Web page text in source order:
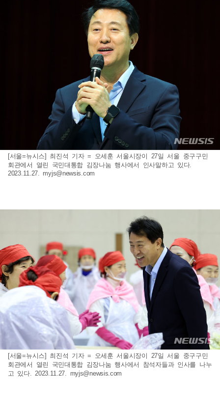
[서울=뉴시스] 최진석 기자 = 오세훈 서울시장이 27일 서울 중구구민
회관에서 열린 국민대통합 김장나눔 행사에서 인사말하고 있다.
2023.11.27. myjs@newsis.com
[서울=뉴시스] 최진석 기자 = 오세훈 서울시장이 27일 서울 중구구민
회관에서 열린 국민대통합 김장나눔 행사에서 참석자들과 인사를 나누
고 있다. 2023.11.27. myjs@newsis.com